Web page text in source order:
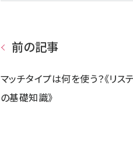
前の記事
マッチタイプは何を使う？《リス
の基礎知識》